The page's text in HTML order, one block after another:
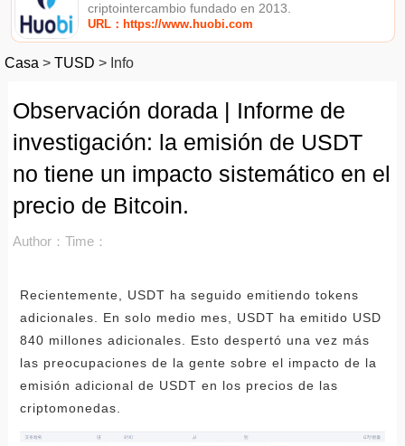
criptointercambio fundado en 2013.
URL：https://www.huobi.com
Casa > TUSD > Info
Observación dorada | Informe de
investigación: la emisión de USDT
no tiene un impacto sistemático en el
precio de Bitcoin.
Author： Time：
Recientemente, USDT ha seguido emitiendo tokens
adicionales. En solo medio mes, USDT ha emitido USD
840 millones adicionales. Esto despertó una vez más
las preocupaciones de la gente sobre el impacto de la
emisión adicional de USDT en los precios de las
criptomonedas.